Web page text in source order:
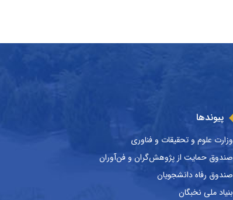
پیوندها
وزارت علوم و تحقیقات و فناوری
صندوق حمایت از پژوهش‌گران و فن‌آوران
صندوق رفاه دانشجویان
بنیاد ملی نخبگان